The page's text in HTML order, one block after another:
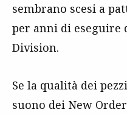
sembrano scesi a
per anni di eseguire
Division.
Se la qualità dei
suono dei New